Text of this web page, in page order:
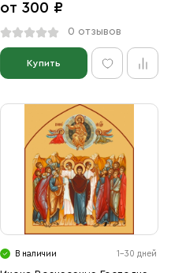
от 300 ₽
0 отзывов
Купить
В наличии 1-30 дней